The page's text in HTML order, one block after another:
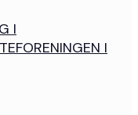
I
I